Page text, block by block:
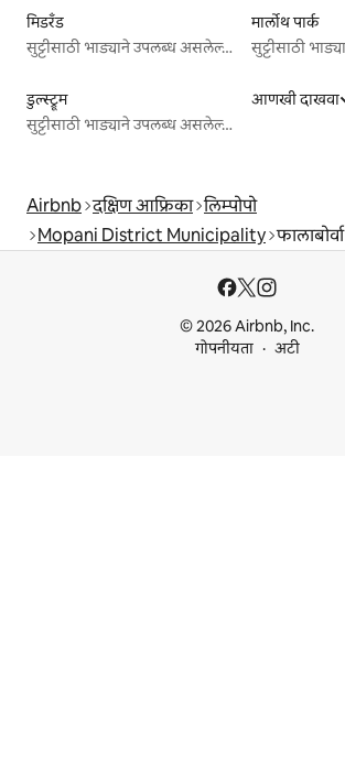
मिडरँड
सुट्टीसाठी भाड्याने उपलब्ध असलेल्या जागा
मार्लोथ पार्क
डुल्स्ट्रूम
सुट्टीसाठी भाड्याने उपलब्ध असलेल्या जागा
आणखी दाखवा
Airbnb दक्षिण आफ्रिका लिम्पोपो
Mopani District Municipality फालाबोर्वा
© 2026 Airbnb, Inc.
गोपनीयता
अटी